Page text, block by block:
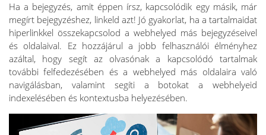
Ha a bejegyzés, amit éppen írsz, kapcsolódik egy másik, már
megírt bejegyzéshez, linkeld azt! Jó gyakorlat, ha a tartalmaidat
hiperlinkkel összekapcsolod a webhelyed más bejegyzéseivel
és oldalaival. Ez hozzájárul a jobb felhasználói élményhez
azáltal, hogy segít az olvasónak a kapcsolódó tartalmak
további felfedezésében és a webhelyed más oldalaira való
navigálásban, valamint segíti a botokat a webhelyeid
indexelésében és kontextusba helyezésében.